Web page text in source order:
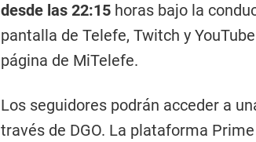
desde las 22:15 horas bajo la
pantalla de Telefe, Twitch y
página de MiTelefe.
Los seguidores podrán acceder a
través de DGO. La plataforma